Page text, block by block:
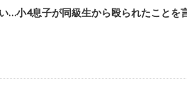
…小4息子が同級生から殴られたこと